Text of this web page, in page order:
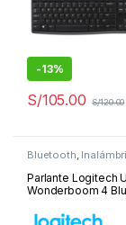
-13%
S/105.00 S/120.00
Bluetooth,
Accesorios
Parlante Logitech
Wonderboom 4
001890